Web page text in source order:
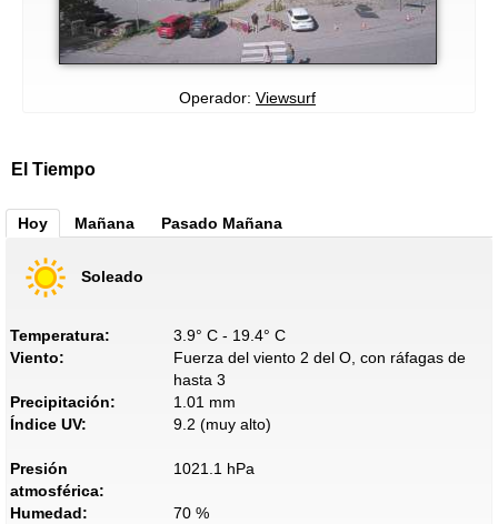
Operador: Viewsurf
El Tiempo
Hoy Mañana Pasado Mañana
Soleado
Temperatura:
3.9° C - 19.4° C
Viento:
Fuerza del viento 2 del O, con ráfagas de
hasta 3
Precipitación:
1.01 mm
Índice UV:
9.2 (muy alto)
Presión
atmosférica:
1021.1 hPa
Humedad:
70 %